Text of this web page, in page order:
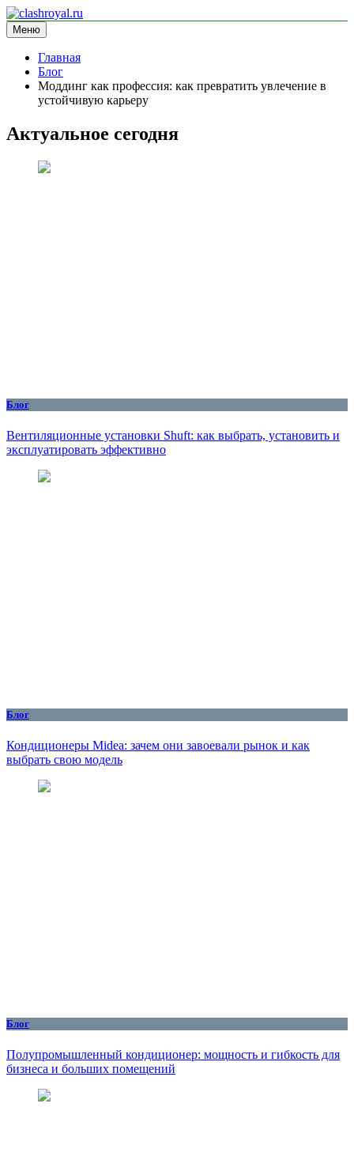
Перейти
к
содержимому
clashroyal.ru
информационный сайт
Меню
Главная
Блог
Моддинг как профессия: как превратить увлечение в
устойчивую карьеру
Актуальное сегодня
Блог
Вентиляционные установки Shuft: как выбрать, установить и
эксплуатировать эффективно
Блог
Кондиционеры Midea: зачем они завоевали рынок и как
выбрать свою модель
Блог
Полупромышленный кондиционер: мощность и гибкость для
бизнеса и больших помещений